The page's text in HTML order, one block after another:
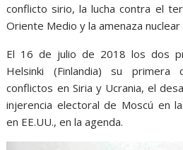
conflicto sirio, la lucha contra el
Oriente Medio y la amenaza
El 16 de julio de 2018 los dos
Helsinki (Finlandia) su
conflictos en Siria y Ucrania, el
injerencia electoral de Moscú en
en EE.UU., en la agenda.